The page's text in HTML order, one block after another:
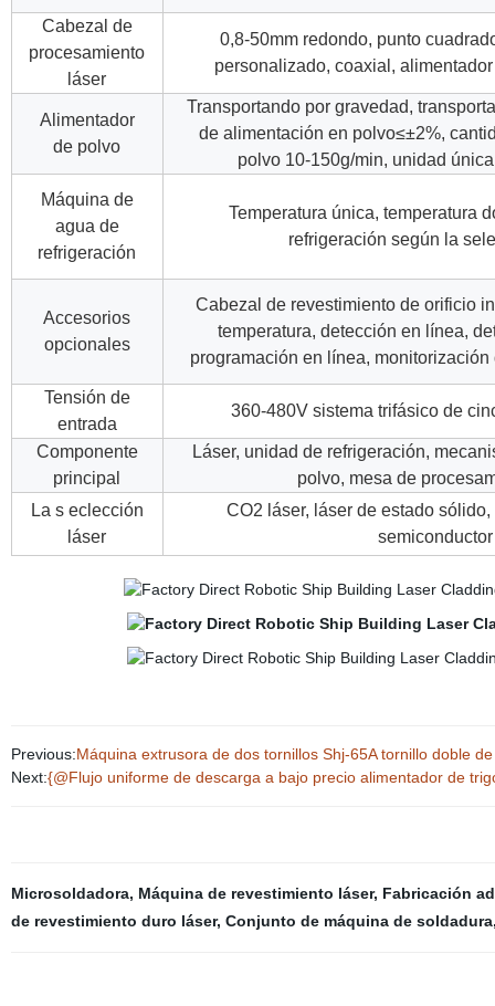
Cabezal de
procesamiento
láser
0,8-50mm redondo, punto
personalizado, coaxial,
Alimentador
de polvo
Transportando por gravedad,
de alimentación en polvo≤±2%,
polvo 10-150g/min, unidad
Máquina de
agua de
refrigeración
Temperatura única, temperatura
refrigeración según la
Accesorios
opcionales
Cabezal de revestimiento de orificio
temperatura, detección en línea,
programación en línea,
Tensión de
entrada
360-480V sistema trifásico de
Componente
principal
Láser, unidad de refrigeración,
polvo, mesa de
La s eclección
láser
CO2 láser, láser de estado
semiconductor
Previous:Máquina extrusora de dos tornillos Shj-65A tornillo doble
Next:{@Flujo uniforme de descarga a bajo precio alimentador de
Microsoldadora, Máquina de revestimiento láser, Fabricación
de revestimiento duro láser, Conjunto de máquina de soldadura